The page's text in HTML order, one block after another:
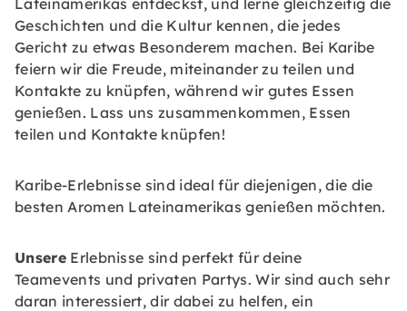
Lateinamerikas entdeckst, und lerne gleichzeitig die
Geschichten und die Kultur kennen, die jedes
Gericht zu etwas Besonderem machen. Bei Karibe
feiern wir die Freude, miteinander zu teilen und
Kontakte zu knüpfen, während wir gutes Essen
genießen. Lass uns zusammenkommen, Essen
teilen und Kontakte knüpfen!
Karibe-Erlebnisse sind ideal für diejenigen, die die
besten Aromen Lateinamerikas genießen möchten.
UnsereErlebnisse sind perfekt für deine
Teamevents und privaten Partys. Wir sind auch sehr
daran interessiert, dir dabei zu helfen, ein